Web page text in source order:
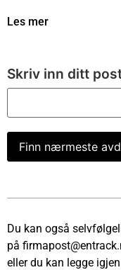
Skriv inn ditt
Finn nærmeste
Du kan også
på
eller du kan legge
Les mer